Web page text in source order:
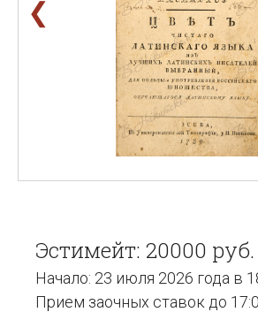
❮
Эстимейт: 20000 руб.
Начало: 23 июля 2026 года в
Прием заочных ставок до